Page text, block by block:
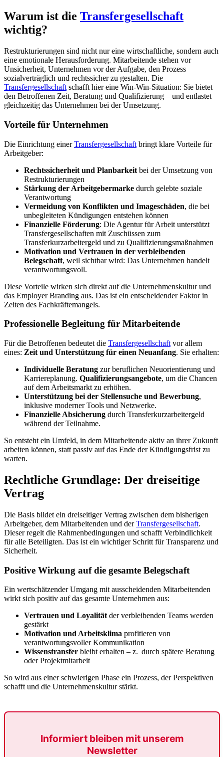
Warum ist die Transfergesellschaft
wichtig?
Restrukturierungen sind nicht nur eine wirtschaftliche, sondern auch
eine emotionale Herausforderung. Mitarbeitende stehen vor
Unsicherheit, Unternehmen vor der Aufgabe, den Prozess
sozialverträglich und rechtssicher zu gestalten. Die
Transfergesellschaft schafft hier eine Win-Win-Situation: Sie bietet
den Betroffenen Zeit, Beratung und Qualifizierung – und entlastet
gleichzeitig das Unternehmen bei der Umsetzung.
Vorteile für Unternehmen
Die Einrichtung einerTransfergesellschaft bringt klare Vorteile für
Arbeitgeber:
Rechtssicherheit und Planbarkeit bei der Umsetzung von
Restrukturierungen
Stärkung der Arbeitgebermarke durch gelebte soziale
Verantwortung
Vermeidung von Konflikten und Imageschäden, die bei
unbegleiteten Kündigungen entstehen können
Finanzielle Förderung: Die Agentur für Arbeit unterstützt
Transfergesellschaften mit Zuschüssen zum
Transferkurzarbeitergeld und zu Qualifizierungsmaßnahmen
Motivation und Vertrauen in der verbleibenden
Belegschaft, weil sichtbar wird: Das Unternehmen handelt
verantwortungsvoll.
Diese Vorteile wirken sich direkt auf die Unternehmenskultur und
das Employer Branding aus. Das ist ein entscheidender Faktor in
Zeiten des Fachkräftemangels.
Professionelle Begleitung für Mitarbeitende
Für die Betroffenen bedeutet die Transfergesellschaft vor allem
eines: Zeit und Unterstützung für einen Neuanfang. Sie erhalten:
Individuelle Beratung zur beruflichen Neuorientierung und
Karriereplanung. Qualifizierungsangebote, um die Chancen
auf dem Arbeitsmarkt zu erhöhen.
Unterstützung bei der Stellensuche und Bewerbung,
inklusive moderner Tools und Netzwerke.
Finanzielle Absicherung durch Transferkurzarbeitergeld
während der Teilnahme.
So entsteht ein Umfeld, in dem Mitarbeitende aktiv an ihrer Zukunft
arbeiten können, statt passiv auf das Ende der Kündigungsfrist zu
warten.
Rechtliche Grundlage: Der dreiseitige
Vertrag
Die Basis bildet ein dreiseitiger Vertrag zwischen dem bisherigen
Arbeitgeber, dem Mitarbeitenden und derTransfergesellschaft.
Dieser regelt die Rahmenbedingungen und schafft Verbindlichkeit
für alle Beteiligten. Das ist ein wichtiger Schritt für Transparenz und
Sicherheit.
Positive Wirkung auf die gesamte Belegschaft
Ein wertschätzender Umgang mit ausscheidenden Mitarbeitenden
wirkt sich positiv auf das gesamte Unternehmen aus:
Vertrauen und Loyalität der verbleibenden Teams werden
gestärkt
Motivation und Arbeitsklima profitieren von
verantwortungsvoller Kommunikation
Wissenstransfer bleibt erhalten – z. durch spätere Beratung
oder Projektmitarbeit
So wird aus einer schwierigen Phase ein Prozess, der Perspektiven
schafft und die Unternehmenskultur stärkt.
Informiert bleiben mit unserem
Newsletter